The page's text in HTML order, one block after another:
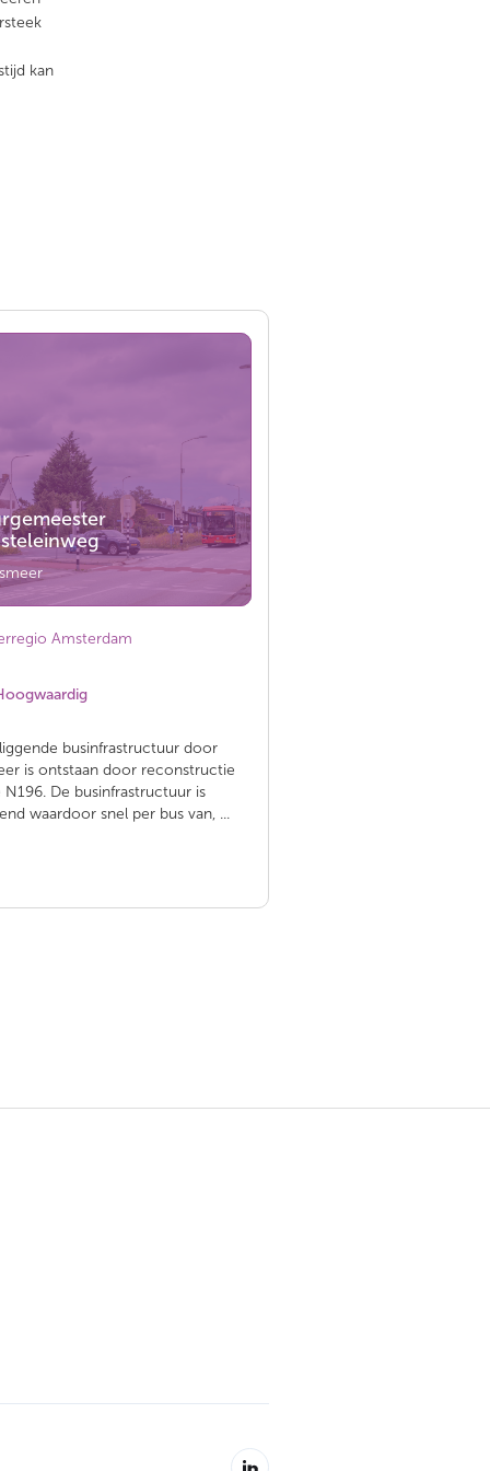
kan
Amsterdam
businfrastructuur door
is ontstaan door reconstructie
N196. De businfrastructuur is
waardoor snel per bus van, ...